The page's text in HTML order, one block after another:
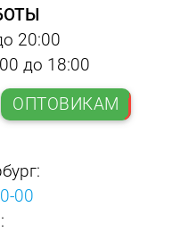
20:00
до 18:00
ОПТОВИКАМ
00